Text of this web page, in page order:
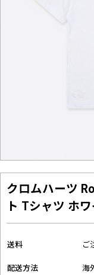
クロムハーツ
ト Tシャツ ホ
送料 ご
配送方法 海